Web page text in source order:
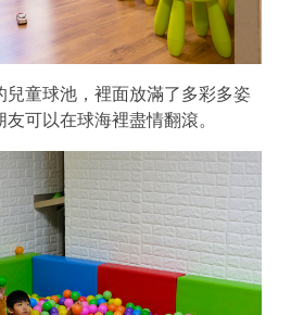
兒童球池，裡面放滿了多彩多姿
可以在球海裡盡情翻滾。